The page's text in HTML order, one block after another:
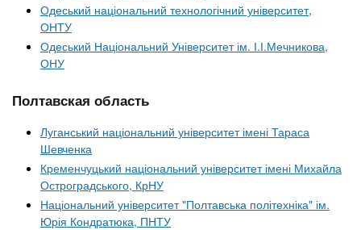
Одеський національний технологічний університет,
ОНТУ
Одеський Національний Університет ім. І.І.Мечникова,
ОНУ
Полтавская область
Луганський національний університет імені Тараса
Шевченка
Кременчуцький національний університет імені Михайла
Остроградського, КрНУ
Національний університет "Полтавська політехніка" ім.
Юрія Кондратюка, ПНТУ